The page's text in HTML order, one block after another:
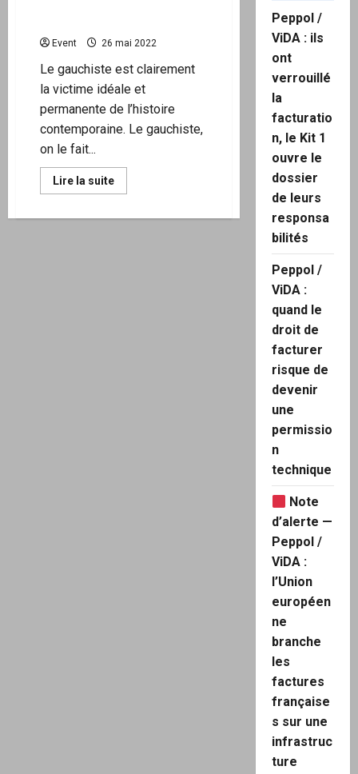
Event 26 mai 2022
Le gauchiste est clairement
la victime idéale et
permanente de l’histoire
contemporaine. Le gauchiste,
on le fait...
Lire la suiteEn
savoir
Peppol /
ViDA : ils
ont
verrouillé
la
facturatio
n, le Kit 1
ouvre le
dossier
de leurs
responsa
bilités
Peppol /
ViDA :
quand le
droit de
facturer
risque de
devenir
une
permissio
n
technique
Note
d’alerte —
Peppol /
ViDA :
l’Union
européen
ne
branche
les
factures
française
s sur une
infrastruc
ture